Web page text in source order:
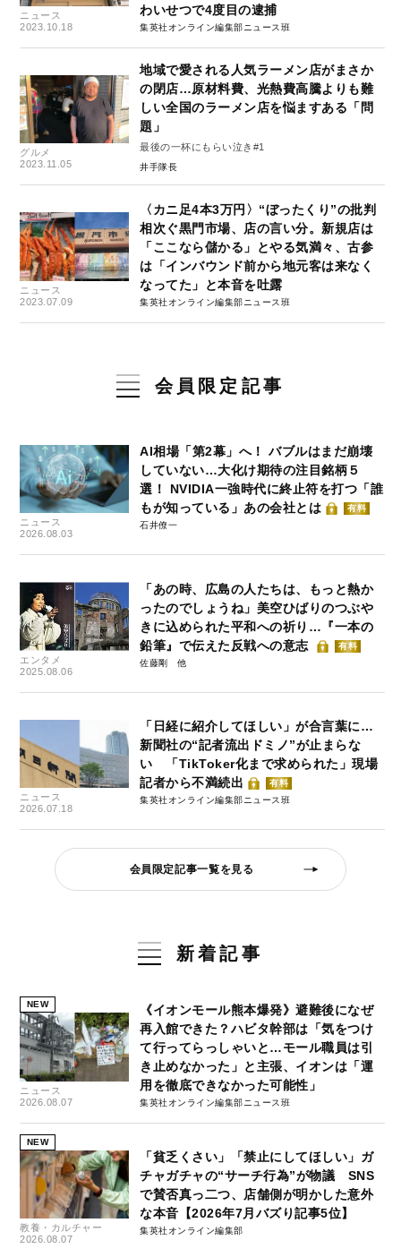
ニュース
2023.10.18
わいせつで4度目の逮捕
集英社オンライン編集部ニュース班
グルメ
2023.11.05
地域で愛される人気ラーメン店がまさか
の閉店…原材料費、光熱費高騰よりも難
しい全国のラーメン店を悩ますある「問
題」
最後の一杯にもらい泣き#1
井手隊長
ニュース
2023.07.09
〈カニ足4本3万円〉“ぼったくり”の批判
相次ぐ黒門市場、店の言い分。新規店は
「ここなら儲かる」とやる気満々、古参
は「インバウンド前から地元客は来なく
なってた」と本音を吐露
集英社オンライン編集部ニュース班
会員限定記事
ニュース
2026.08.03
AI相場「第2幕」へ！ バブルはまだ崩壊
していない…大化け期待の注目銘柄５
選！ NVIDIA一強時代に終止符を打つ「誰
もが知っている」あの会社とは
有料
石井僚一
エンタメ
2025.08.06
「あの時、広島の人たちは、もっと熱か
ったのでしょうね」美空ひばりのつぶや
きに込められた平和への祈り…『一本の
鉛筆』で伝えた反戦への意志
有料
佐藤剛
ニュース
2026.07.18
「日経に紹介してほしい」が合言葉に…
新聞社の“記者流出ドミノ”が止まらな
い 「TikToker化まで求められた」現場
記者から不満続出
有料
集英社オンライン編集部ニュース班
会員限定記事一覧を見る
新着記事
NEW
ニュース
2026.08.07
《イオンモール熊本爆発》避難後になぜ
再入館できた？ハビタ幹部は「気をつけ
て行ってらっしゃいと…モール職員は引
き止めなかった」と主張、イオンは「運
用を徹底できなかった可能性」
集英社オンライン編集部ニュース班
NEW
教養・カルチャー
2026.08.07
「貧乏くさい」「禁止にしてほしい」ガ
チャガチャの“サーチ行為”が物議 SNS
で賛否真っ二つ、店舗側が明かした意外
な本音【2026年7月バズり記事5位】
集英社オンライン編集部